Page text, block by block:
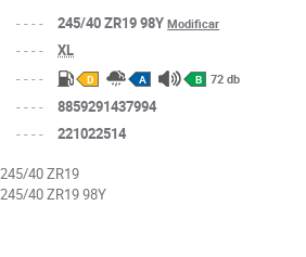
---- 245/40 ZR19 98YModificar
----
XL
---- D A B 72 db
----
8859291437994
---- 221022514
40 ZR19
40 ZR19 98Y